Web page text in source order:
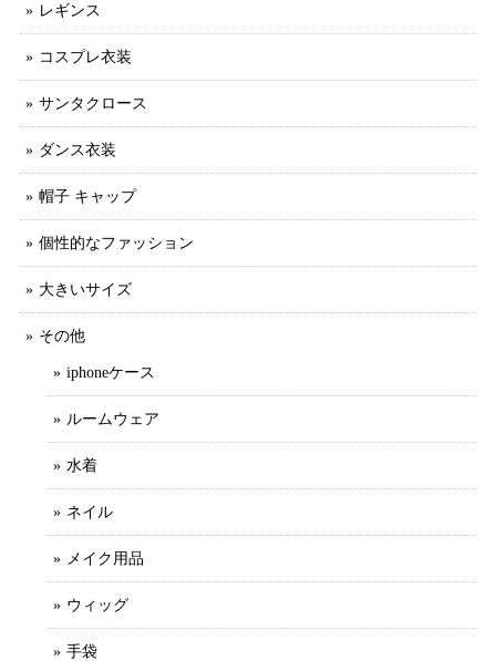
レギンス
コスプレ衣装
サンタクロース
ダンス衣装
帽子 キャップ
個性的なファッション
大きいサイズ
その他
iphoneケース
ルームウェア
水着
ネイル
メイク用品
ウィッグ
手袋